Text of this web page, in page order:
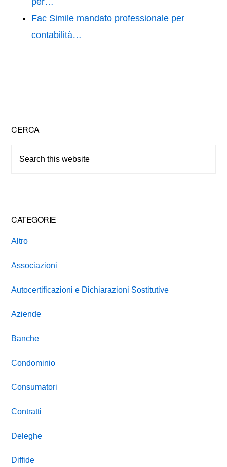
Fac Simile mandato professionale per
contabilità…
Primary
Sidebar
CERCA
CATEGORIE
Altro
Associazioni
Autocertificazioni e Dichiarazioni Sostitutive
Aziende
Banche
Condominio
Consumatori
Contratti
Deleghe
Diffide